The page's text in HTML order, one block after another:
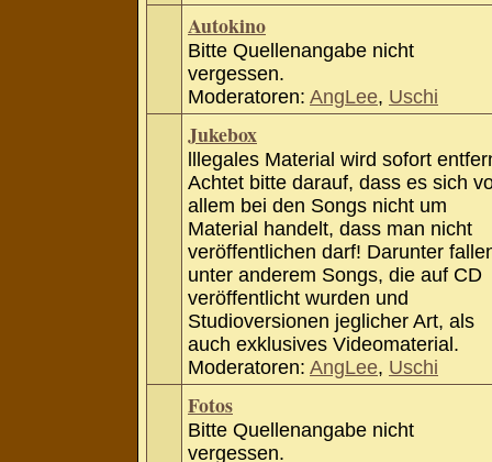
Autokino
Bitte Quellenangabe nicht
vergessen.
Moderatoren: AngLee, Uschi
Jukebox
lllegales Material wird sofort
Achtet bitte darauf, dass es sich
allem bei den Songs nicht um
Material handelt, dass man nicht
veröffentlichen darf! Darunter
unter anderem Songs, die auf CD
veröffentlicht wurden und
Studioversionen jeglicher Art, als
auch exklusives Videomaterial.
Moderatoren: AngLee, Uschi
Fotos
Bitte Quellenangabe nicht
vergessen.